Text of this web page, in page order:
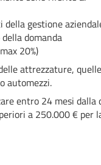
gestione
domanda
20%)
attrezzature,
automezzi.
entro 24 mesi dalla
a 250.000 € per